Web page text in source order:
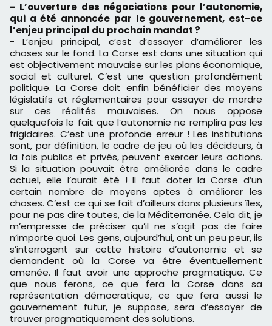
- L’ouverture des négociations pour l’autonomie,
qui a été annoncée par le gouvernement, est-ce
l’enjeu principal du prochain mandat ?
- L’enjeu principal, c’est d’essayer d’améliorer les
choses sur le fond. La Corse est dans une situation qui
est objectivement mauvaise sur les plans économique,
social et culturel. C’est une question profondément
politique. La Corse doit enfin bénéficier des moyens
législatifs et réglementaires pour essayer de mordre
sur ces réalités mauvaises. On nous oppose
quelquefois le fait que l’autonomie ne remplira pas les
frigidaires. C’est une profonde erreur ! Les institutions
sont, par définition, le cadre de jeu où les décideurs, à
la fois publics et privés, peuvent exercer leurs actions.
Si la situation pouvait être améliorée dans le cadre
actuel, elle l’aurait été ! Il faut doter la Corse d’un
certain nombre de moyens aptes à améliorer les
choses. C’est ce qui se fait d’ailleurs dans plusieurs îles,
pour ne pas dire toutes, de la Méditerranée. Cela dit, je
m’empresse de préciser qu’il ne s’agit pas de faire
n’importe quoi. Les gens, aujourd’hui, ont un peu peur, ils
s’interrogent sur cette histoire d’autonomie et se
demandent où la Corse va être éventuellement
amenée. Il faut avoir une approche pragmatique. Ce
que nous ferons, ce que fera la Corse dans sa
représentation démocratique, ce que fera aussi le
gouvernement futur, je suppose, sera d’essayer de
trouver pragmatiquement des solutions.